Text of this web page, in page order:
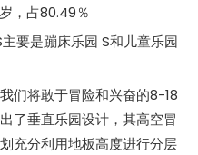
，占80.49％
要是蹦床乐园 S和儿童乐园
们将敢于冒险和兴奋的8-18
了垂直乐园设计，其高空冒
充分利用地板高度进行分层